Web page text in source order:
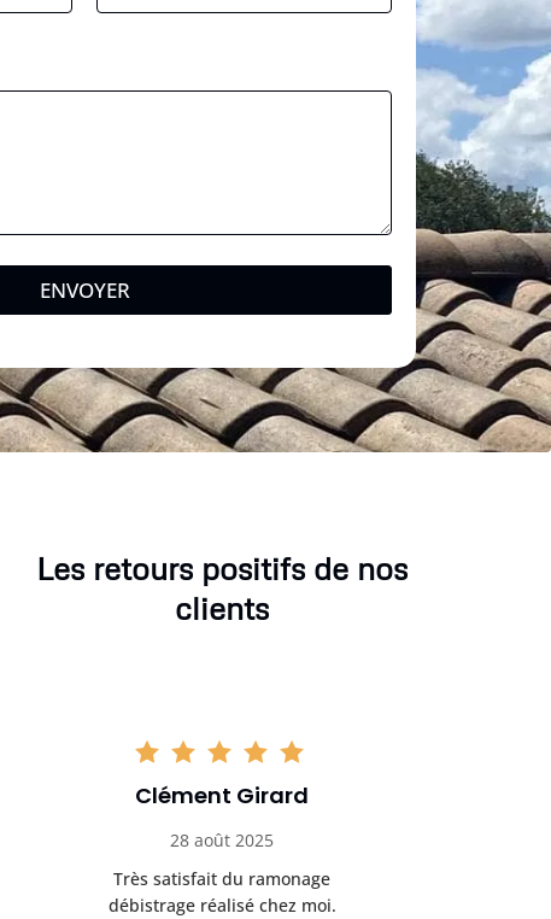
ENVOYER
Les retours positifs de nos
clients
Clément Girard
28 août 2025
Très satisfait du ramonage
débistrage réalisé chez moi.